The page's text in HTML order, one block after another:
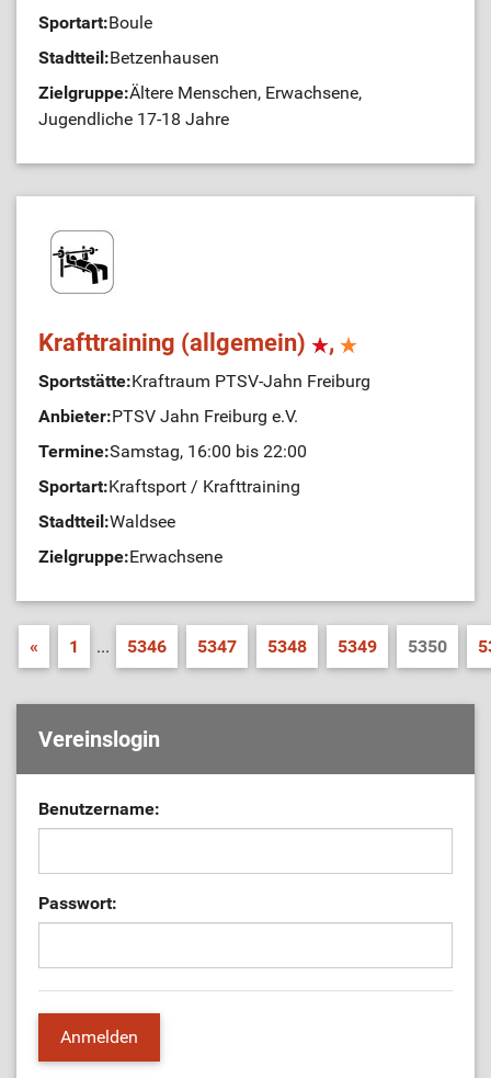
Sportart:Boule
Stadtteil:Betzenhausen
Zielgruppe:Ältere Menschen, Erwachsene,
Jugendliche 17-18 Jahre
Krafttraining (allgemein) ,
Sportstätte:Kraftraum PTSV-Jahn Freiburg
Anbieter:PTSV Jahn Freiburg e.V.
Termine:Samstag, 16:00 bis 22:00
Sportart:Kraftsport / Krafttraining
Stadtteil:Waldsee
Zielgruppe:Erwachsene
« 1 ... 5346 5347 5348 5349 5350
Vereinslogin
Benutzername:
Passwort: